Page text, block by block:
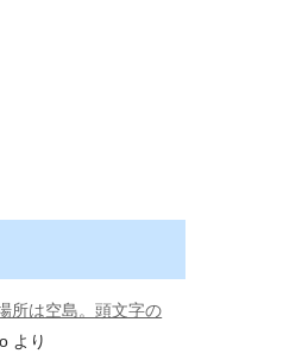
所は空島。頭文字の
より